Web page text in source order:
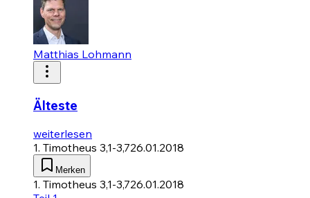
Matthias Lohmann
Älteste
weiterlesen
1. Timotheus 3,1-3,726.01.2018
Merken
1. Timotheus 3,1-3,726.01.2018